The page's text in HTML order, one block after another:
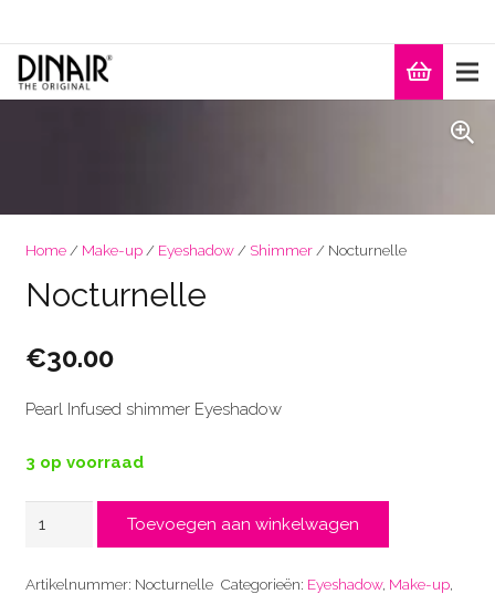
Home/ Make-up/ Eyeshadow/ Shimmer/ Nocturnelle
Nocturnelle
€30.00
Pearl Infused shimmer Eyeshadow
3 op voorraad
Toevoegen aan winkelwagen
Artikelnummer: Nocturnelle Categorieën: Eyeshadow, Make-up,